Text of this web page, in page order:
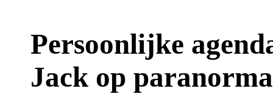
Persoonlijke
Jack op